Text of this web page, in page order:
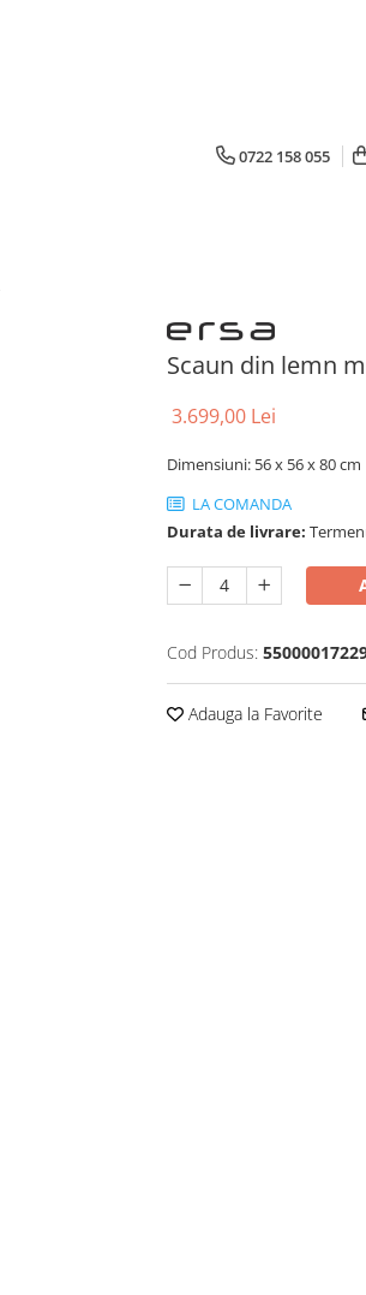
0722 158 055
Scaun din lemn
3.699,00 Lei
Dimensiuni: 56 x 56 x 80 cm
LA COMANDA
Durata de livrare:
Cod Produs:
Adauga la Favorite